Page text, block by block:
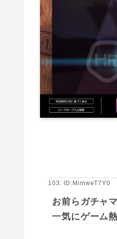
103: ID:MimweT7Y0
お前らガチャ
一気にゲーム